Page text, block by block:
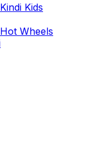
Kids
Wheels